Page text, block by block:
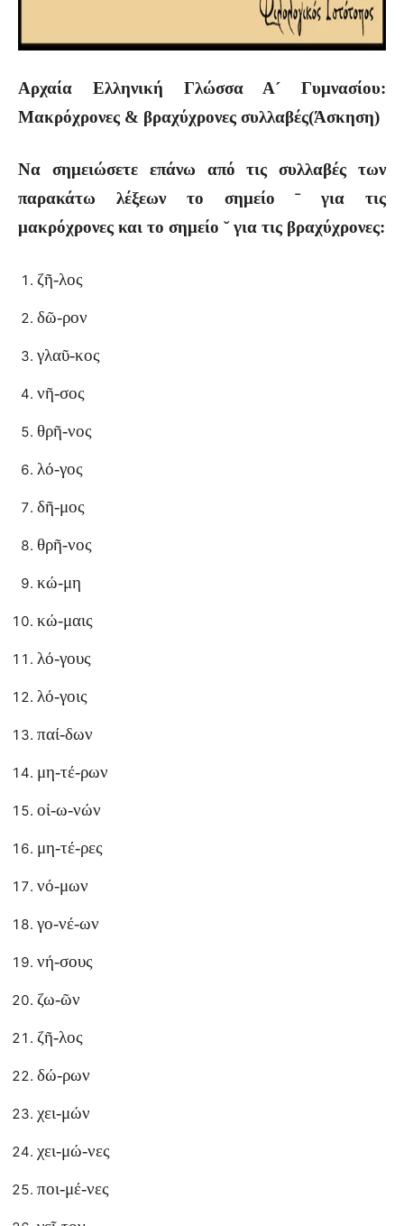
Αρχαία Ελληνική Γλώσσα Α´ Γυμνασίου:
Μακρόχρονες & βραχύχρονες συλλαβές(Άσκηση)
Να σημειώσετε επάνω από τις συλλαβές των
παρακάτω λέξεων το σημείο ˉ για τις
μακρόχρονες και το σημείο ˘ για τις βραχύχρονες:
ζῆ-λος
δῶ-ρον
γλαῦ-κος
νῆ-σος
θρῆ-νος
λό-γος
δῆ-μος
θρῆ-νος
κώ-μη
κώ-μαις
λό-γους
λό-γοις
παί-δων
μη-τέ-ρων
οἰ-ω-νών
μη-τέ-ρες
νό-μων
γο-νέ-ων
νή-σους
ζω-ῶν
ζῆ-λος
δώ-ρων
χει-μών
χει-μώ-νες
ποι-μέ-νες